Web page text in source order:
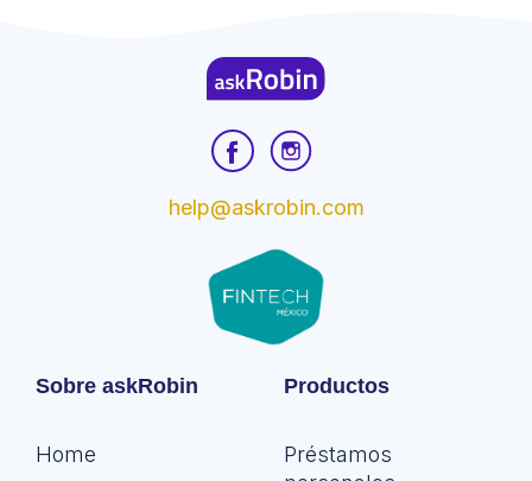
Sobre askRobin
Home
Productos
Préstamos
help@askrobin.com